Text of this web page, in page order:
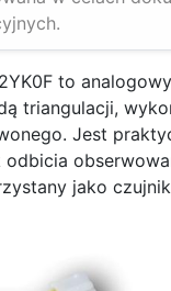
to
triangulacji,
Jest
odbicia
jako